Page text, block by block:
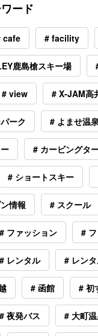
ード
cafe # facility
鹿島槍スキー場
# view # X-JAM高
ーク # よませ温
# カービングタ
# ショートスキー
情報 # スクール
# ファッション #
# レンタル # レン
# 函館 # 初
# 夜発バス # 大町